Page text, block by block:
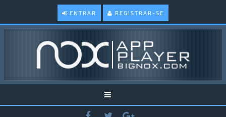
ENTRAR REGISTRAR-SE